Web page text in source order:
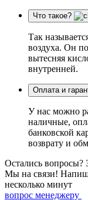
Что такое?
Так
воздуха. Он
вытесняя
внутренней.
Оплата и
У нас можно
наличные,
банковской
возврату и
Остались вопросы?
Мы на связи!
несколько минут
вопрос менеджеру